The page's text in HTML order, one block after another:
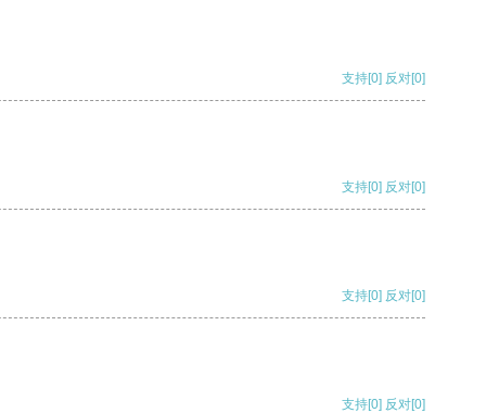
支持[0] 反对[0]
支持[0] 反对[0]
支持[0] 反对[0]
支持[0] 反对[0]